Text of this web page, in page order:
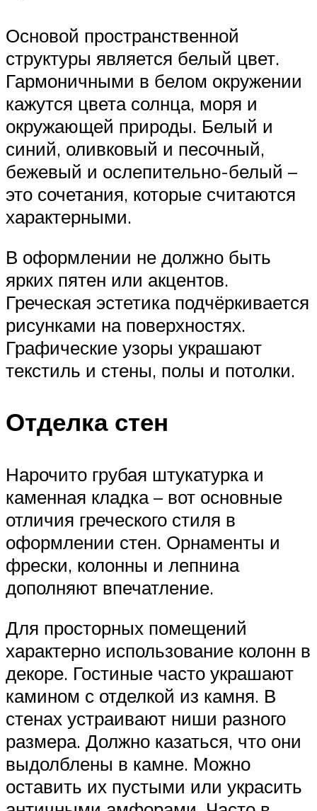
Основой пространственной
структуры является белый цвет.
Гармоничными в белом окружении
кажутся цвета солнца, моря и
окружающей природы. Белый и
синий, оливковый и песочный,
бежевый и ослепительно-белый –
это сочетания, которые считаются
характерными.
В оформлении не должно быть
ярких пятен или акцентов.
Греческая эстетика подчёркивается
рисунками на поверхностях.
Графические узоры украшают
текстиль и стены, полы и потолки.
Отделка стен
Нарочито грубая штукатурка и
каменная кладка – вот основные
отличия греческого стиля в
оформлении стен. Орнаменты и
фрески, колонны и лепнина
дополняют впечатление.
Для просторных помещений
характерно использование колонн в
декоре. Гостиные часто украшают
камином с отделкой из камня. В
стенах устраивают ниши разного
размера. Должно казаться, что они
выдолблены в камне. Можно
оставить их пустыми или украсить